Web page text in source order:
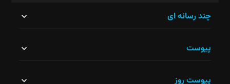
نباید
چند رسانه ای
پیوست
پیوست روز